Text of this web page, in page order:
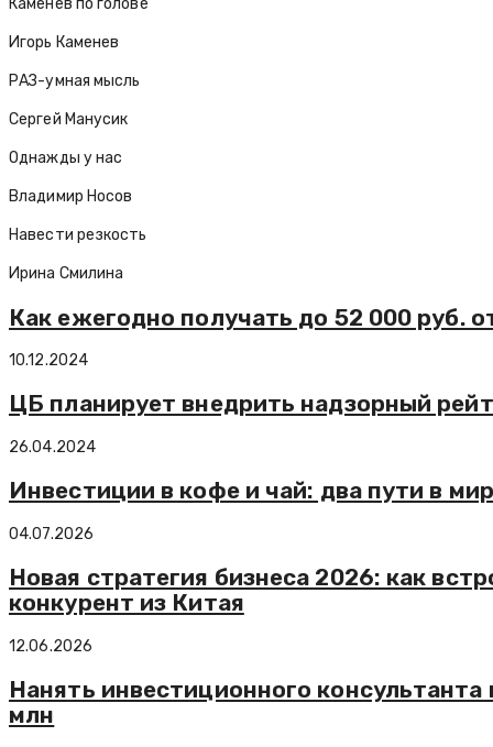
Каменев по голове
Игорь Каменев
РАЗ-умная мысль
Сергей Манусик
Однажды у нас
Владимир Носов
Навести резкость
Ирина Смилина
Как ежегодно получать до 52 000 руб.
10.12.2024
ЦБ планирует внедрить надзорный
26.04.2024
Инвестиции в кофе и чай: два пути в
04.07.2026
Новая стратегия бизнеса 2026: как
конкурент из Китая
12.06.2026
Нанять инвестиционного
млн